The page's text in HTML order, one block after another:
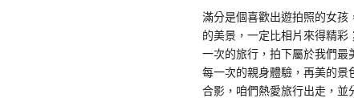
滿分是個喜歡出遊拍照的女孩
的美景，一定比相片來得精彩
一次的旅行，拍下屬於我們最
每一次的親身體驗，再美的景
合影，咱們熱愛旅行出走，並